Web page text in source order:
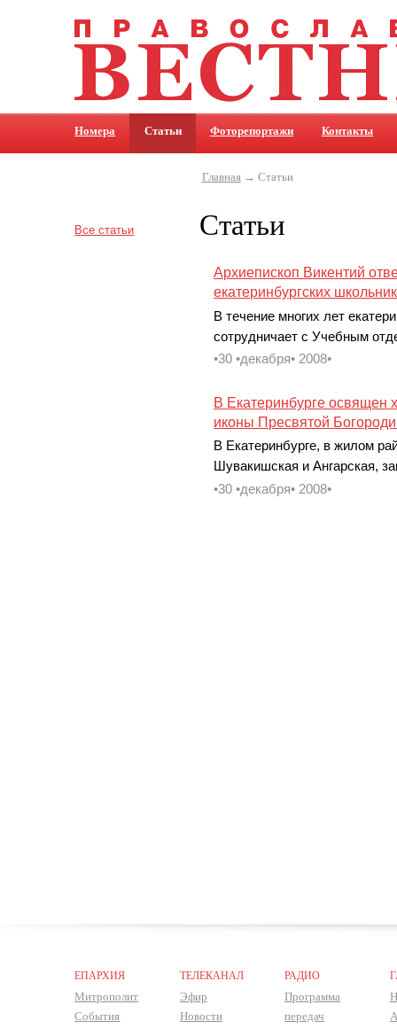
Номера Статьи Фоторепортажи Контакты
Все статьи
Главная→ Статьи
Статьи
Архиепископ Викентий
екатеринбургских
В течение многих лет
сотрудничает с Учебным
•30 •декабря• 2008•
В Екатеринбурге освящен
иконы Пресвятой
В Екатеринбурге, в жилом
Шувакишская и Ангарская,
•30 •декабря• 2008•
ЕПАРХИЯ
Митрополит
События
ТЕЛЕКАНАЛ
Эфир
Новости
РАДИО
Программа
передач